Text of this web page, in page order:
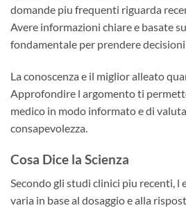
domande piu frequenti riguarda
Avere informazioni chiare e basate
fondamentale per prendere
La conoscenza e il miglior alleato
Approfondire l argomento ti
medico in modo informato e di
consapevolezza.
Cosa Dice la Scienza
Secondo gli studi clinici piu recenti,
varia in base al dosaggio e alla